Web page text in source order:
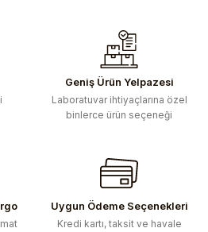
noktaları öneri formunu
ederiz.
veya görüntülenemiyor.
daha pahalı.
olmalı.
Geniş Ürün Yelpazesi
Laboratuvar ihtiyaçlarına özel
binlerce ürün seçeneği
Uygun Ödeme Seçenekleri
Kredi kartı, taksit ve havale